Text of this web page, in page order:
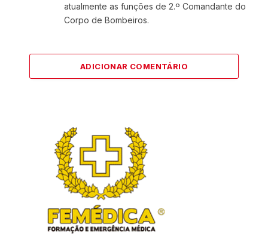
atualmente as funções de 2.º Comandante do
Corpo de Bombeiros.
ADICIONAR COMENTÁRIO